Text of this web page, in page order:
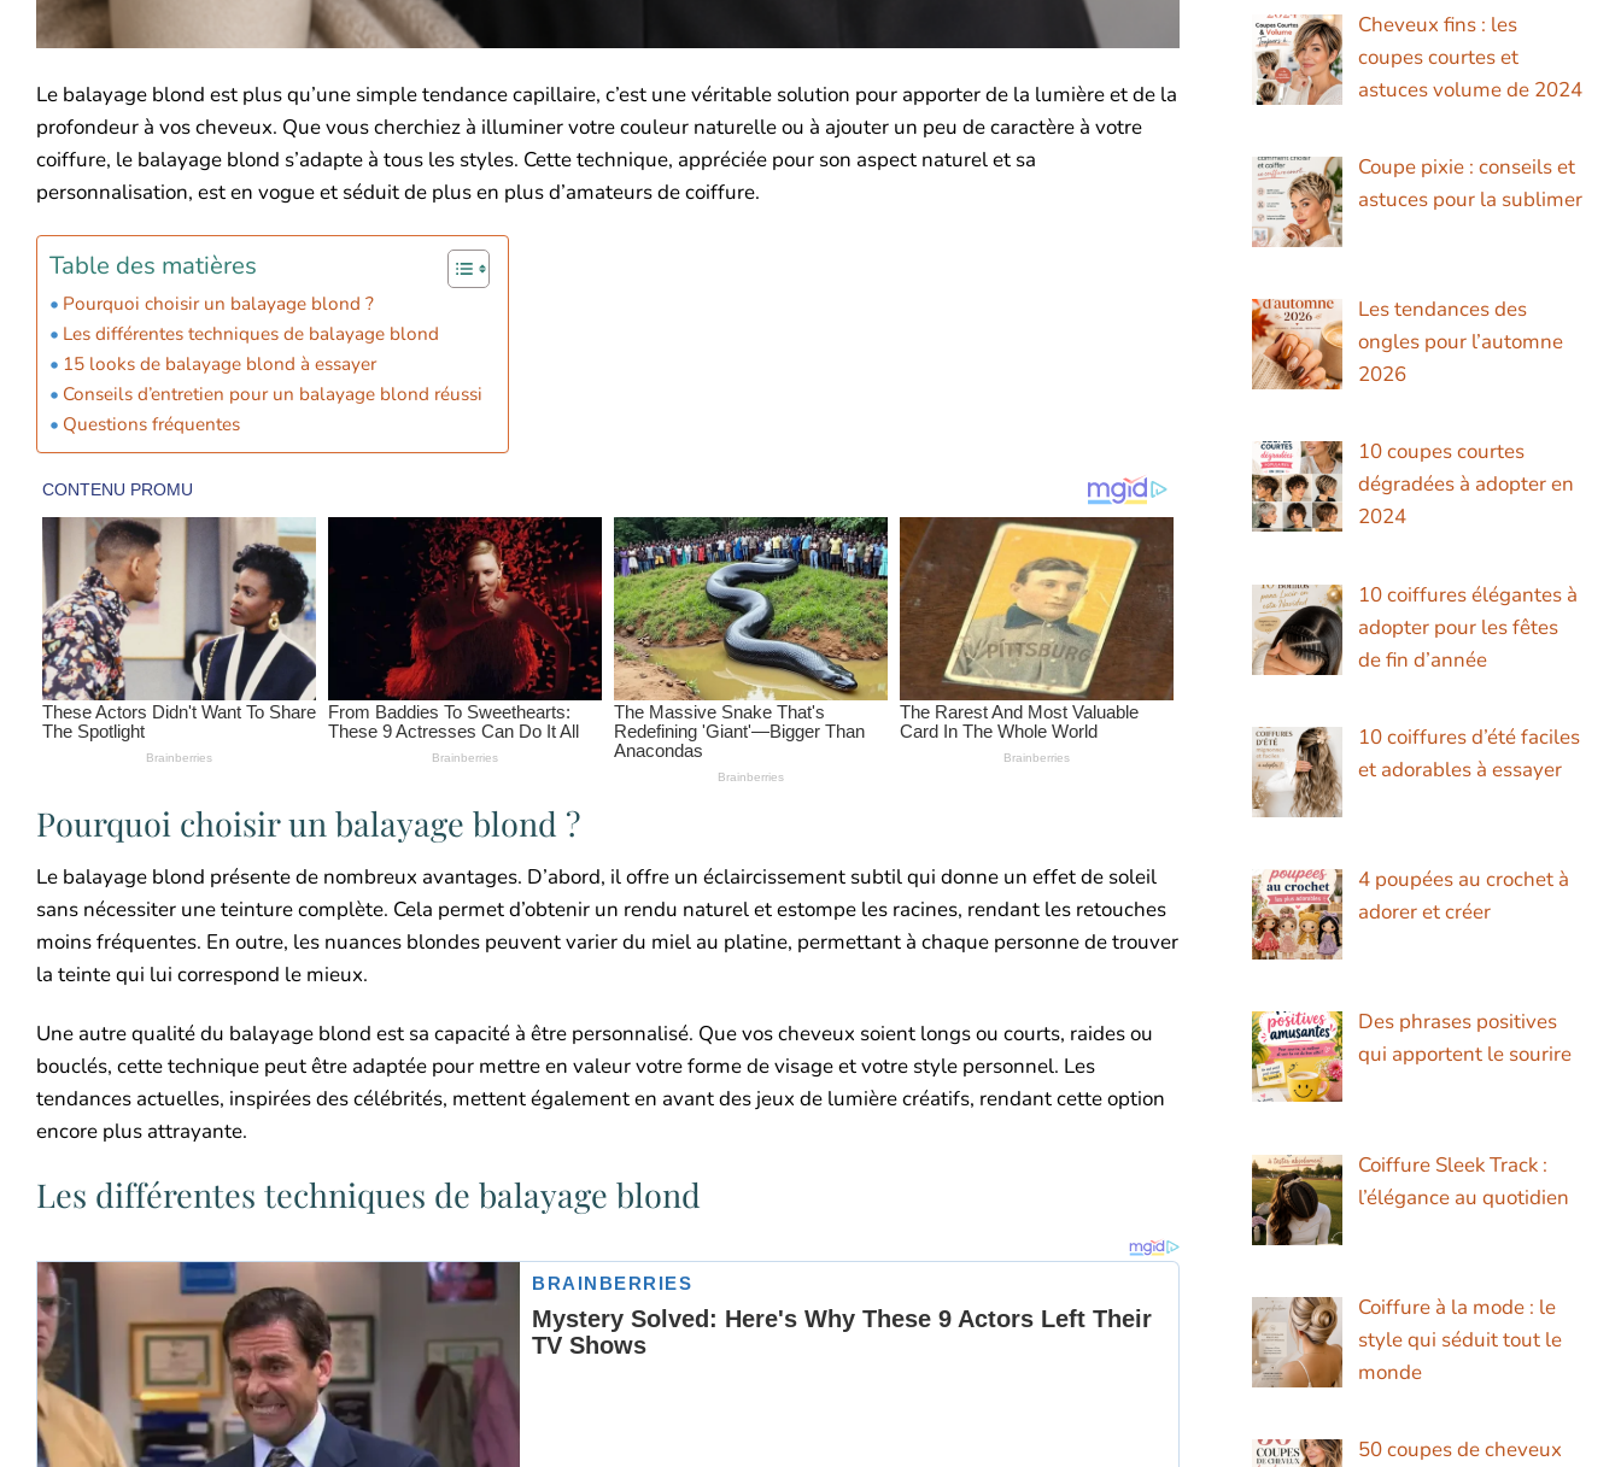
Le balayage blond est plus qu’une simple tendance capillaire, c’est une véritable solution pour apporter de la lumière et de la
profondeur à vos cheveux. Que vous cherchiez à illuminer votre couleur naturelle ou à ajouter un peu de caractère à votre
coiffure, le balayage blond s’adapte à tous les styles. Cette technique, appréciée pour son aspect naturel et sa
personnalisation, est en vogue et séduit de plus en plus d’amateurs de coiffure.
Table des matières
Pourquoi choisir un balayage blond ?
Les différentes techniques de balayage blond
15 looks de balayage blond à essayer
Conseils d’entretien pour un balayage blond réussi
Questions fréquentes
Pourquoi choisir un balayage blond ?
Le balayage blond présente de nombreux avantages. D’abord, il offre un éclaircissement subtil qui donne un effet de soleil
sans nécessiter une teinture complète. Cela permet d’obtenir un rendu naturel et estompe les racines, rendant les retouches
moins fréquentes. En outre, les nuances blondes peuvent varier du miel au platine, permettant à chaque personne de trouver
la teinte qui lui correspond le mieux.
Une autre qualité du balayage blond est sa capacité à être personnalisé. Que vos cheveux soient longs ou courts, raides ou
bouclés, cette technique peut être adaptée pour mettre en valeur votre forme de visage et votre style personnel. Les
tendances actuelles, inspirées des célébrités, mettent également en avant des jeux de lumière créatifs, rendant cette option
encore plus attrayante.
Les différentes techniques de balayage blond
Cheveux fins : les
coupes courtes et
astuces volume de 2024
Coupe pixie : conseils et
astuces pour la sublimer
Les tendances des
ongles pour l’automne
2026
10 coupes courtes
dégradées à adopter en
2024
10 coiffures élégantes à
adopter pour les fêtes
de fin d’année
10 coiffures d’été faciles
et adorables à essayer
4 poupées au crochet à
adorer et créer
Des phrases positives
qui apportent le sourire
Coiffure Sleek Track :
l’élégance au quotidien
Coiffure à la mode : le
style qui séduit tout le
monde
50 coupes de cheveux